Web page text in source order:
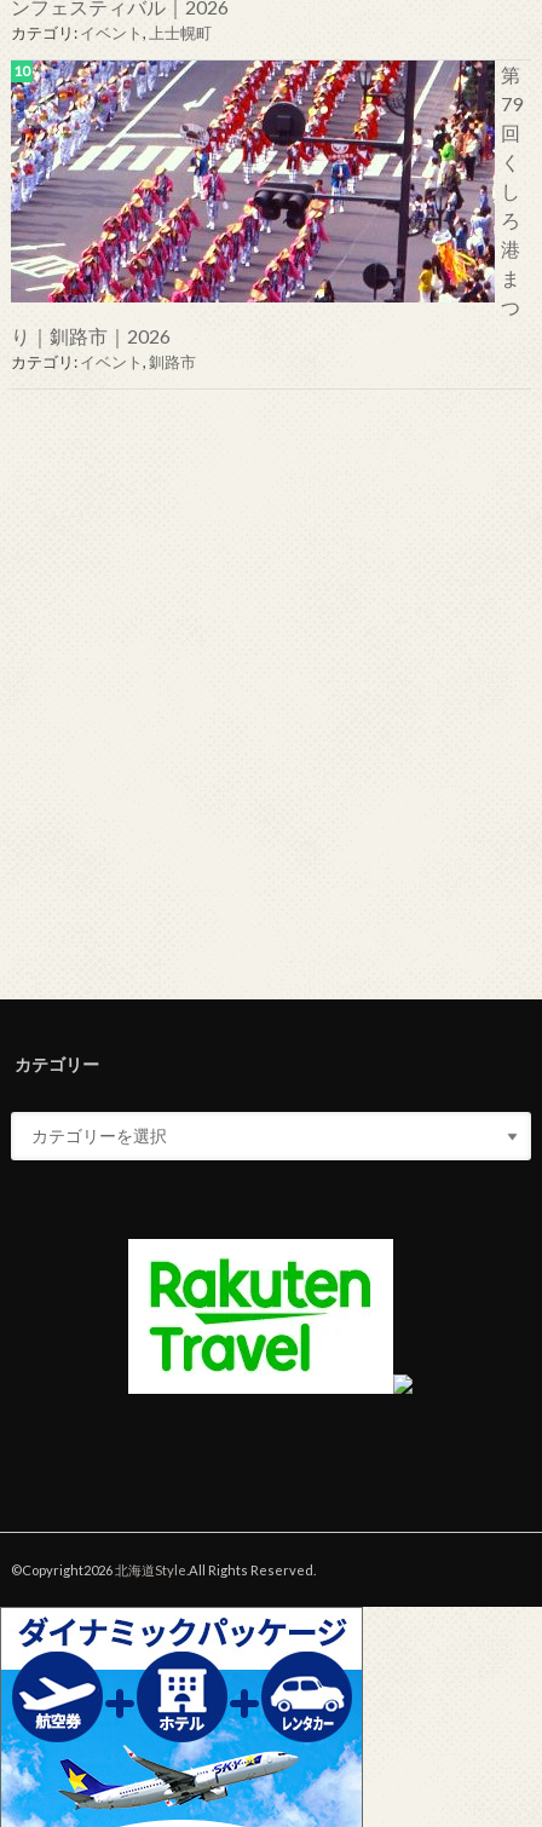
ンフェスティバル｜2026
カテゴリ:イベント, 上士幌町
第
79
回
く
し
ろ
港
ま
つ
り｜釧路市｜2026
カテゴリ:イベント,釧路市
カテゴリー
©Copyright2026北海道Style .All Rights Reserved.